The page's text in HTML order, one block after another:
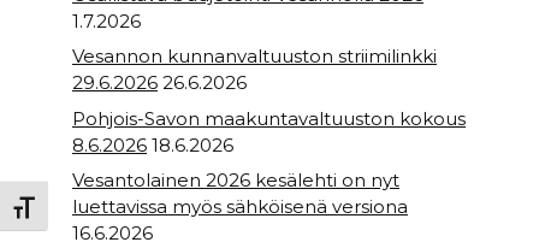
Toggle Font size
1.7.2026
Vesannon kunnanvaltuuston striimilinkki
29.6.2026 26.6.2026
Pohjois-Savon maakuntavaltuuston kokous
8.6.2026 18.6.2026
Vesantolainen 2026 kesälehti on nyt
luettavissa myös sähköisenä versiona
16.6.2026